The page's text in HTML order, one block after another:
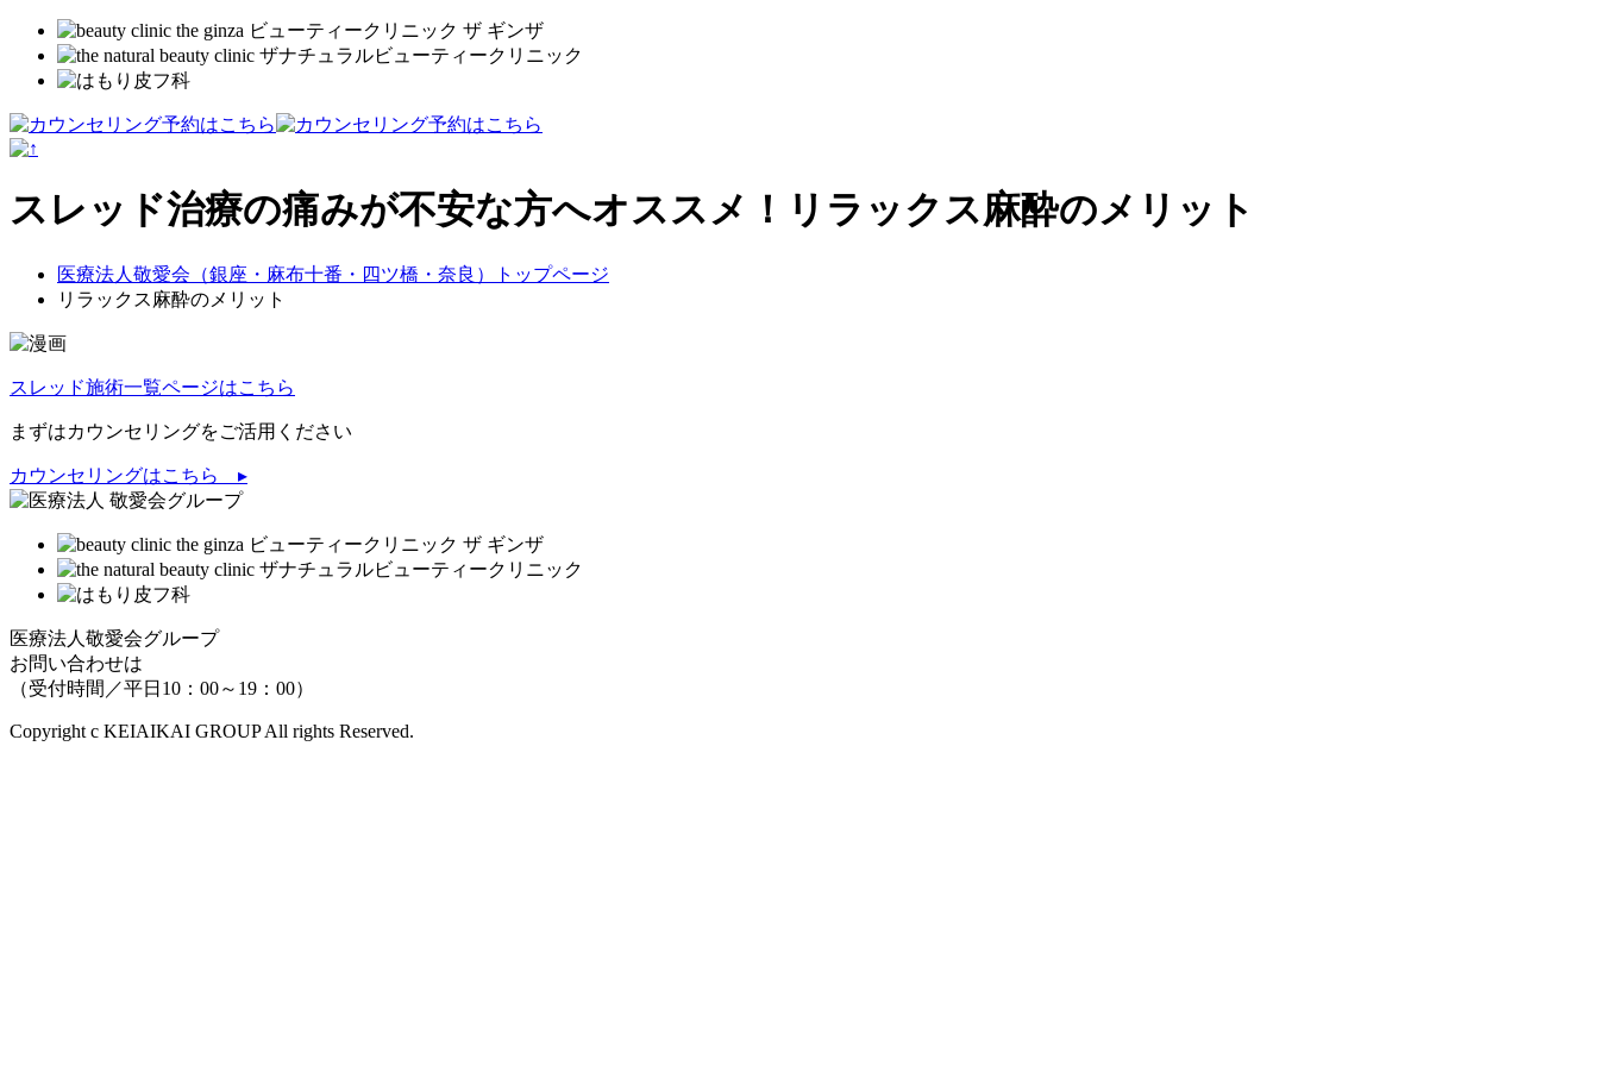
スレッド治療の痛みが不安な方へオススメ！ リラックス麻酔のメリット
医療法人敬愛会（銀座・麻布十番・四ツ橋・奈良）トップページ
リラックス麻酔のメリット
スレッド施術一覧ページはこちら
まずはカウンセリングをご活用ください
カウンセリングはこちら ▸
医療法人敬愛会グループ
お問い合わせは
（受付時間／平日10：00～19：00）
Copyright c KEIAIKAI GROUP All rights Reserved.